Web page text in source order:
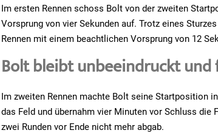
Im ersten Rennen schoss Bolt von der zweiten
Vorsprung von vier Sekunden auf. Trotz eines
Rennen mit einem beachtlichen Vorsprung von 12
Bolt bleibt unbeeindruckt und
Im zweiten Rennen machte Bolt seine Startposition
das Feld und übernahm vier Minuten vor Schluss
zwei Runden vor Ende nicht mehr abgab.